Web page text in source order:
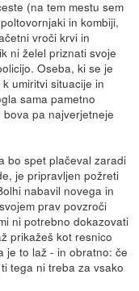
(na tem mestu sem
in kombiji,
vroči krvi in
ni želel priznati svoje
Oseba, ki se je
umiritvi situacije in
sama pametno
pa najverjetneje
bo spet plačeval zaradi
je pripravljen požreti
nabavil novega in
prav povzroči
ni potrebno dokazovati
prikažeš kot resnico
je to laž - in obratno: če
tega ni treba za vsako